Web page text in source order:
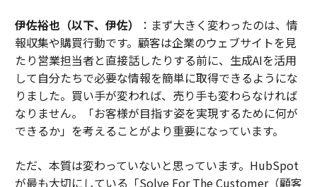
伊佐裕也（以下、伊佐）
：まず大きく変わったのは、情
報収集や購買行動です。顧客は企業のウェブサイトを見
たり営業担当者と直接話したりする前に、生成AIを活用
して自分たちで必要な情報を簡単に取得できるようにな
りました。買い手が変われば、売り手も変わらなければ
なりません。「お客様が目指す姿を実現するために何が
できるか」を考えることがより重要になっています。
ただ、本質は変わっていないと思っています。HubSpot
が最も大切にしている「Solve For The Customer（顧客